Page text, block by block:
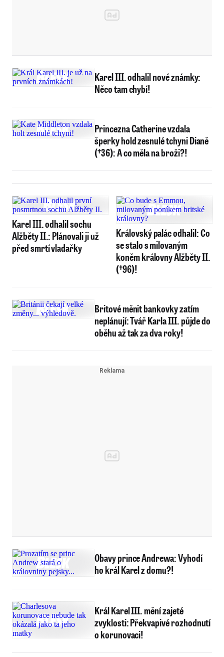
Karel III. odhalil nové známky:
Něco tam chybí!
Princezna Catherine vzdala
šperky hold zesnulé tchyni Dianě
(†36): A co měla na broži?!
Karel III. odhalil sochu
Alžběty II.: Plánovali ji už
před smrtí vladařky
Královský palác odhalil: Co
se stalo s milovaným
koněm královny Alžběty II.
(†96)!
Britové měnit bankovky zatím
neplánují: Tvář Karla III. půjde do
oběhu až tak za dva roky!
Obavy prince Andrewa: Vyhodí
ho král Karel z domu?!
Král Karel III. mění zajeté
zvyklosti: Překvapivé rozhodnutí
o korunovaci!